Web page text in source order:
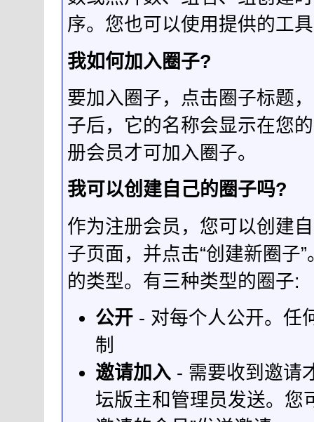
序。您也可以使用提供的工
我如何加入圈子?
要加入圈子，点击圈子标题
子后，它的名称会显示在您
册会员才可加入圈子。
我可以创建自己的圈子吗?
作为注册会员，您可以创建
子页面，并点击“创建新圈子
的类型。有三种类型的圈子:
公开- 对每个人公开。任
制
邀请加入- 需要收到邀请
坛版主和管理员发送。您